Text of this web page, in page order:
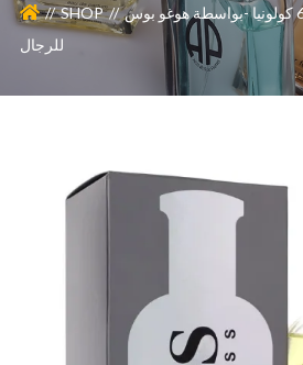
SHOP
بوس رقم 6 كولونيا -بواسطة هوغو بوس
للرجال